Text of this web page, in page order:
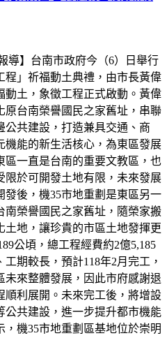
導】台南市政府今（6）日舉行
程」祈福動土典禮，由市長黃偉
動土，象徵工程正式啟動。黃偉
原台南榮譽國民之家舊址，串聯
公共建設，打造兼具交通、商
機能的新生活核心，為東區發展
區一直是台南的重要文教區，也
限於可開發土地有限，未來發展
發後，機35市地重劃是東區另一
南榮譽國民之家舊址，隨榮家搬
地，讓珍貴的市區土地發揮更
公頃，總工程經費約2億5,185
期較長，預計118年2月完工，
來整體發展，因此市府感謝退
利展開。未來完工後，將增設
共建設，進一步提升都市機能
機35市地重劃區基地位於崇明